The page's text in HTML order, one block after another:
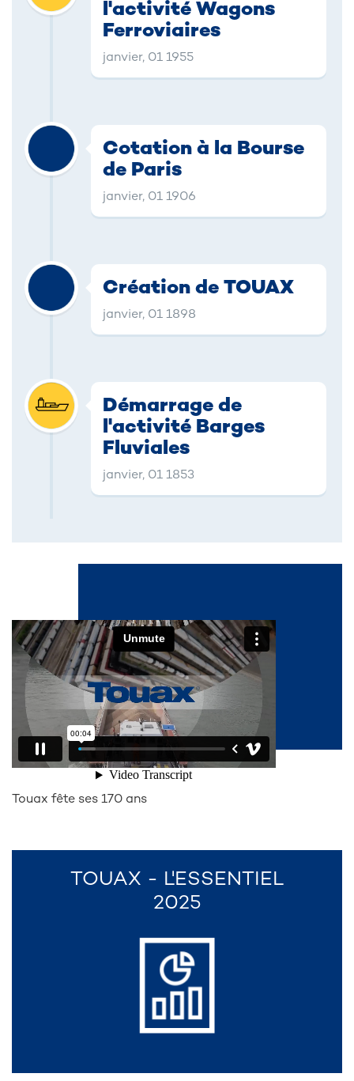
l'activité Wagons
Ferroviaires
janvier, 01 1955
Cotation à la Bourse
de Paris
janvier, 01 1906
Création de TOUAX
janvier, 01 1898
Démarrage de
l'activité Barges
Fluviales
janvier, 01 1853
Touax fête ses 170 ans
TOUAX - L'ESSENTIEL
2025